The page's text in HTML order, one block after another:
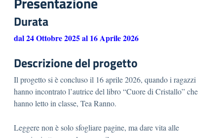
Durata
dal 24 Ottobre 2025 al 16 Aprile 2026
Descrizione del progetto
Il progetto si è concluso il 16 aprile 2026, quando i ragazzi
hanno incontrato l’autrice del libro “Cuore di Cristallo” che
hanno letto in classe, Tea Ranno.
Leggere non è solo sfogliare pagine, ma dare vita alle